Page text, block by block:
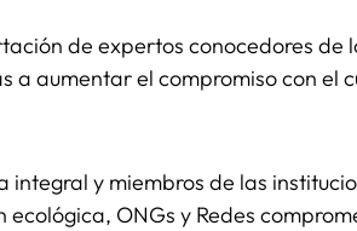
de expertos conocedores de
a aumentar el compromiso con el
y miembros de las
ONGs y Redes